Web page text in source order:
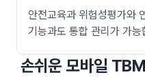
안전교육과 위험성평가와
기능과도 통합 관리가 가능
손쉬운 모바일